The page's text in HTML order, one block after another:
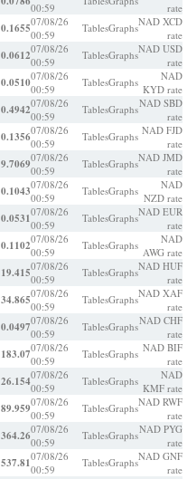
00:59
rate
0.165507/08/26
00:59
TablesGraphsNAD XCD
rate
0.061207/08/26
00:59
TablesGraphsNAD USD
rate
0.051007/08/26
00:59
TablesGraphs
NAD
KYD rate
0.494207/08/26
00:59
TablesGraphsNAD SBD
rate
0.135607/08/26
00:59
TablesGraphs NAD FJD
rate
9.706907/08/26
00:59
TablesGraphsNAD JMD
rate
0.104307/08/26
00:59
TablesGraphs
NAD
NZD rate
0.053107/08/26
00:59
TablesGraphsNAD EUR
rate
0.110207/08/26
00:59
TablesGraphs
NAD
AWG rate
19.41507/08/26
00:59
TablesGraphsNAD HUF
rate
34.86507/08/26
00:59
TablesGraphsNAD XAF
rate
0.049707/08/26
00:59
TablesGraphsNAD CHF
rate
183.0707/08/26
00:59
TablesGraphs NAD BIF
rate
26.15407/08/26
00:59
TablesGraphs
NAD
KMF rate
89.95907/08/26
00:59
TablesGraphsNAD RWF
rate
364.2607/08/26
00:59
TablesGraphsNAD PYG
rate
537.8107/08/26
00:59
TablesGraphsNAD GNF
rate